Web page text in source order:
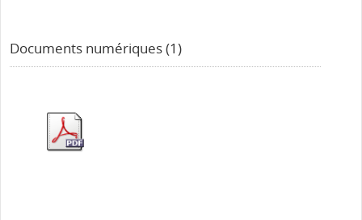
Documents numériques (1)